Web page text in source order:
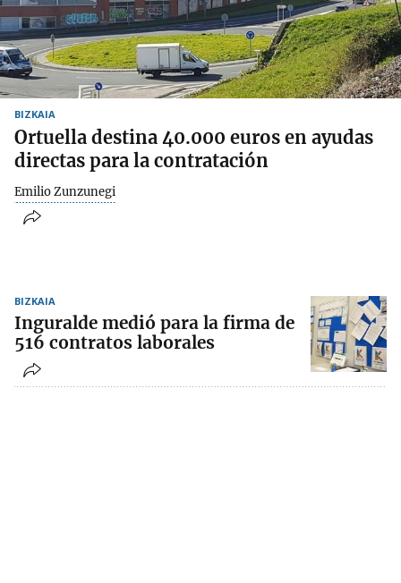
BIZKAIA
Ortuella destina 40.000 euros en ayudas
directas para la contratación
Emilio Zunzunegi
BIZKAIA
Inguralde medió para la firma de
516 contratos laborales